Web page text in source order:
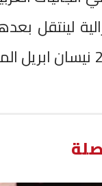
لينتقل